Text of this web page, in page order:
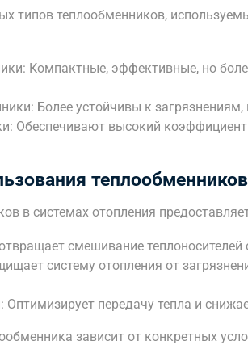
типов теплообменников,
Компактные, эффективные, но
Более устойчивы к
Обеспечивают высокий коэффициент
теплообменников
в системах отопления
смешивание
систему отопления от
передачу тепла и
зависит от конкретных